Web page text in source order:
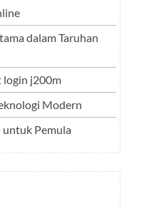
dalam Taruhan
login j200m
Modern
Pemula